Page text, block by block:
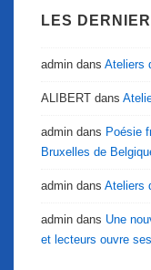
LES
admin dans Ateliers
ALIBERT dans
admin dans Poésie
Bruxelles de
admin dans Ateliers
admin dans Une
et lecteurs ouvre